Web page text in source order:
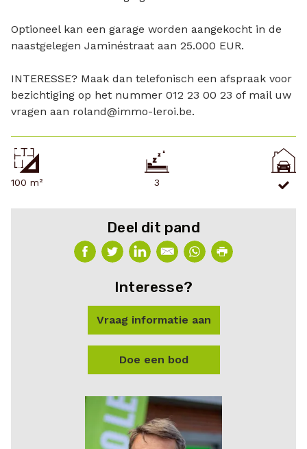
Optioneel kan een garage worden aangekocht in de
naastgelegen Jaminéstraat aan 25.000 EUR.
INTERESSE? Maak dan telefonisch een afspraak voor
bezichtiging op het nummer 012 23 00 23 of mail uw
vragen aan roland@immo-leroi.be.
100 m² 3
Deel dit pand
Interesse?
Vraag informatie aan
Doe een bod